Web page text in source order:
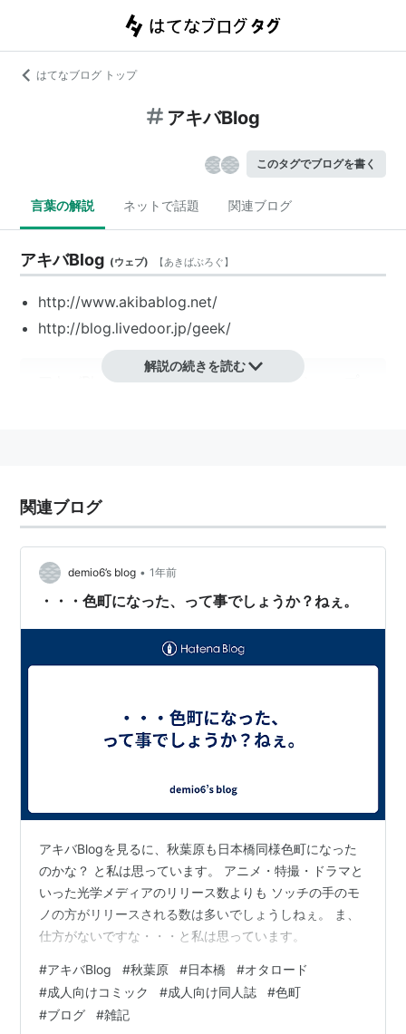
はてなブログ トップ
アキバBlog
このタグでブログを書く
言葉の解説 ネットで話題 関連ブログ
アキバBlog (ウェブ) 【あきばぶろぐ】
http://www.akibablog.net/
http://blog.livedoor.jp/geek/
アキバBlog（秋葉原ブログ）秋葉原の某ショップ
被写体に許可を得ずに写真をブログに掲載する場合
に、アニメ攻殻機動隊 STAND ALONE COMPLEXに
れているが、このアニメの制作会社Production I.Gは
使用を許可しておらず、再三にわたる法的処置の警
「世界で一番アキバなサイトを称するにふさわしい
ほどの、圧倒的な情報を提供するニュースサイト。
もちろんのこと、同人誌なら売り上げが一気に伸び
るとか？」
ライブドアブログを使っていたが、2005年9月にソ
フトバンクパブリッシングの提供するサーバー／回
線に移行。
決して一人称視点の文章は書かず、他のブログから
用し、語尾を「〜みたい」という断定をしない曖昧
な文体を使うことを徹底している。これは掲載記事
に問題が生じた場合、自分に責任が生じない様にす
解説の続きを読む
関連ブログ
demio6’s blog • 1年前
・・・色町になった、って事でしょうか？ねぇ。
アキバBlogを見るに、秋葉原も日本橋同様色町になった
のかな？ と私は思っています。 アニメ・特撮・ドラマと
いった光学メディアのリリース数よりも ソッチの手のモ
ノの方がリリースされる数は多いでしょうしねぇ。 ま、
仕方がないですな・・・と私は思っています。
#アキバBlog #秋葉原 #日本橋 #オタロード
#成人向けコミック #成人向け同人誌 #色町
#ブログ #雑記